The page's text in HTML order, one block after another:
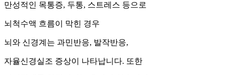
만성적인 목통증, 두통, 스트레스 등으로
뇌척수액 흐름이 막힌 경우
뇌와 신경계는 과민반응, 발작반응,
자율신경실조 증상이 나타납니다. 또한